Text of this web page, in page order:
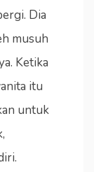
Dia
musuh
Ketika
itu
untuk